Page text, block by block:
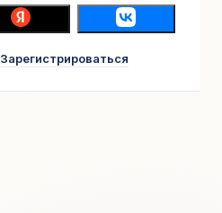
Зарегистрироваться